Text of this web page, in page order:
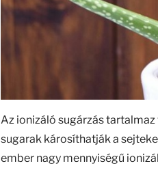
Az ionizáló sugárzás
sugarak károsíthatják a
ember nagy mennyiségű